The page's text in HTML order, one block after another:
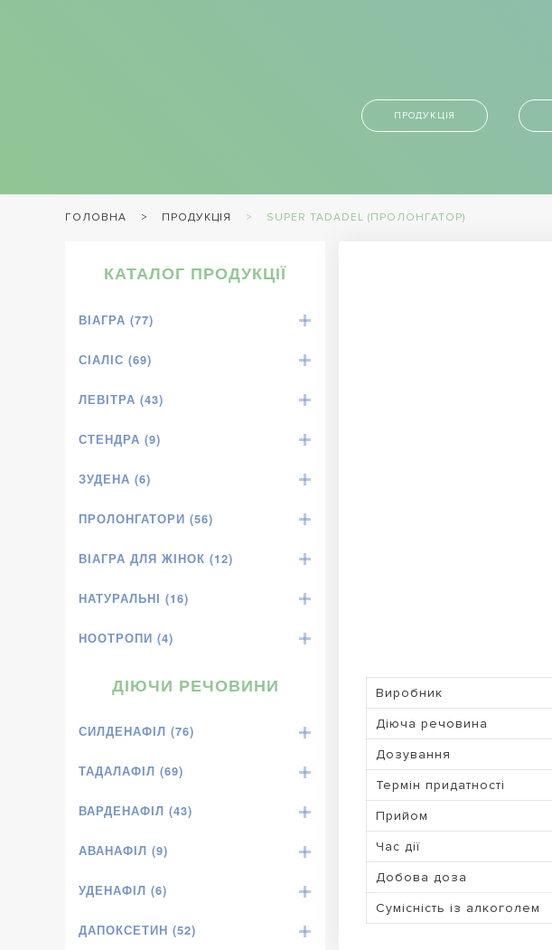
ПРОДУКЦІЯ
ГОЛОВНА ПРОДУКЦІЯ SUPER TADADEL (ПРОЛОНГАТОР)
КАТАЛОГ ПРОДУКЦІЇ
ВІАГРА (77)
СІАЛІС (69)
ЛЕВІТРА (43)
СТЕНДРА (9)
ЗУДЕНА (6)
ПРОЛОНГАТОРИ (56)
ВІАГРА ДЛЯ ЖІНОК (12)
НАТУРАЛЬНІ (16)
НООТРОПИ (4)
ДІЮЧИ РЕЧОВИНИ
СИЛДЕНАФІЛ (76)
ТАДАЛАФІЛ (69)
ВАРДЕНАФІЛ (43)
АВАНАФІЛ (9)
УДЕНАФІЛ (6)
ДАПОКСЕТИН (52)
Виробник
Діюча речовина
Дозування
Термін придатності
Прийом
Час дії
Добова доза
Сумісність із алкоголем